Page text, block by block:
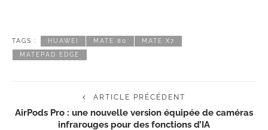
TAGS : HUAWEI MATE 80 MATE X7
MATEPAD EDGE
ARTICLE PRÉCÉDENT
AirPods Pro : une nouvelle version équipée de caméras
infrarouges pour des fonctions d’IA